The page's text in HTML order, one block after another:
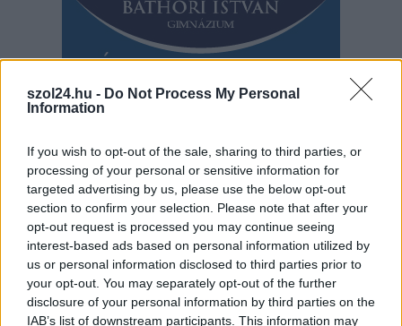
szol24.hu - Do Not Process My Personal
Information
If you wish to opt-out of the sale, sharing to third parties, or
processing of your personal or sensitive information for
targeted advertising by us, please use the below opt-out
section to confirm your selection. Please note that after your
opt-out request is processed you may continue seeing
interest-based ads based on personal information utilized by
us or personal information disclosed to third parties prior to
your opt-out. You may separately opt-out of the further
disclosure of your personal information by third parties on the
IAB’s list of downstream participants. This information may
Hírlevél feliratkozás
Adja meg keresztnevét:
Adja